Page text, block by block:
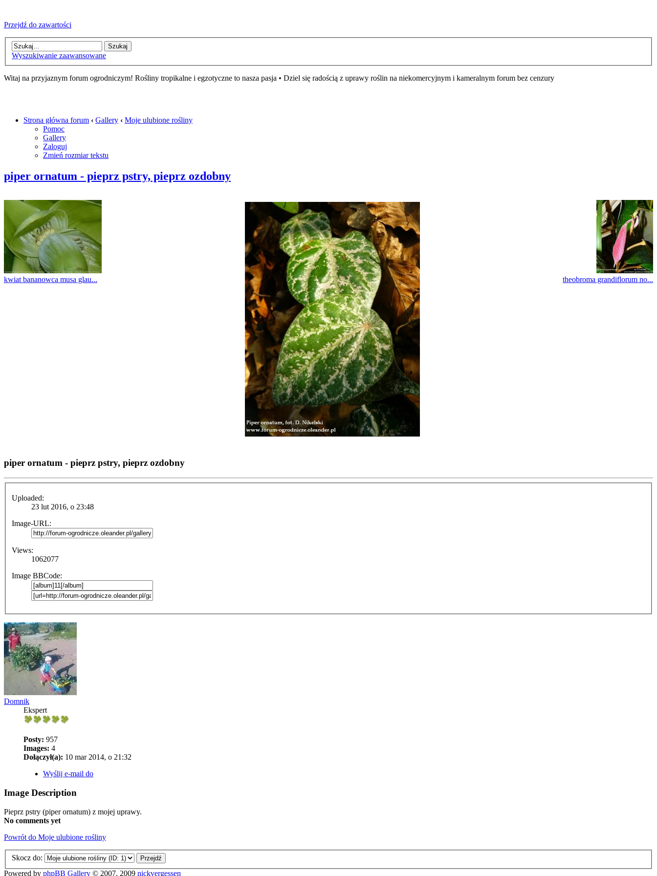
Przejdź do zawartości
Wyszukiwanie zaawansowane
Witaj na przyjaznym forum ogrodniczym! Rośliny tropikalne i egzotyczne to nasza pasja • Dziel się radością z uprawy roślin na niekomercyjnym i kameralnym forum bez cenzury
Strona główna forum ‹ Gallery ‹ Moje ulubione rośliny
Pomoc
Gallery
Zaloguj
Zmień rozmiar tekstu
piper ornatum - pieprz pstry, pieprz ozdobny
kwiat bananowca musa glau... theobroma grandiflorum no...
piper ornatum - pieprz pstry, pieprz ozdobny
Uploaded:
23 lut 2016, o 23:48
Image-URL:
Views:
1062077
Image BBCode:
Domnik
Ekspert
Posty: 957
Images: 4
Dołączył(a): 10 mar 2014, o 21:32
Wyślij e-mail do
Image Description
Pieprz pstry (piper ornatum) z mojej uprawy.
No comments yet
Powrót do Moje ulubione rośliny
Skocz do:
Powered by phpBB Gallery © 2007, 2009 nickvergessen